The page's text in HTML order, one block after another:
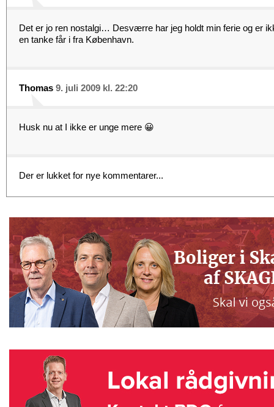
Det er jo ren nostalgi… Desværre har jeg holdt min ferie og er
en tanke får i fra København.
Thomas 9. juli 2009 kl. 22:20
Husk nu at I ikke er unge mere 😀
Der er lukket for nye kommentarer...